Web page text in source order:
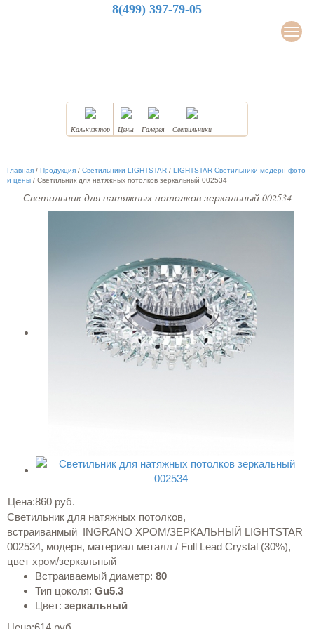
8(499) 397-79-05
Калькулятор Цены Галерея Светильники
Главная / Продукция / Светильники LIGHTSTAR / LIGHTSTAR Светильники модерн фото
и цены / Светильник для натяжных потолков зеркальный 002534
Светильник для натяжных потолков зеркальный 002534
Цена:860 руб.
Светильник для натяжных потолков,
встраиванмый INGRANO ХРОМ/ЗЕРКАЛЬНЫЙ LIGHTSTAR
002534, модерн, материал металл / Full Lead Crystal (30%),
цвет хром/зеркальный
Встраиваемый диаметр: 80
Тип цоколя: Gu5.3
Цвет: зеркальный